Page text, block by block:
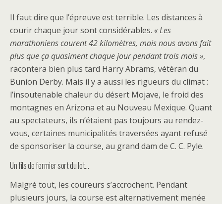
Il faut dire que l’épreuve est terrible. Les distances à
courir chaque jour sont considérables. « Les
marathoniens courent 42 kilomètres, mais nous avons fait
plus que ça quasiment chaque jour pendant trois mois »,
racontera bien plus tard Harry Abrams, vétéran du
Bunion Derby. Mais il y a aussi les rigueurs du climat :
l’insoutenable chaleur du désert Mojave, le froid des
montagnes en Arizona et au Nouveau Mexique. Quant
au spectateurs, ils n’étaient pas toujours au rendez-
vous, certaines municipalités traversées ayant refusé
de sponsoriser la course, au grand dam de C. C. Pyle.
Un fils de fermier sort du lot…
Malgré tout, les coureurs s’accrochent. Pendant
plusieurs jours, la course est alternativement menée